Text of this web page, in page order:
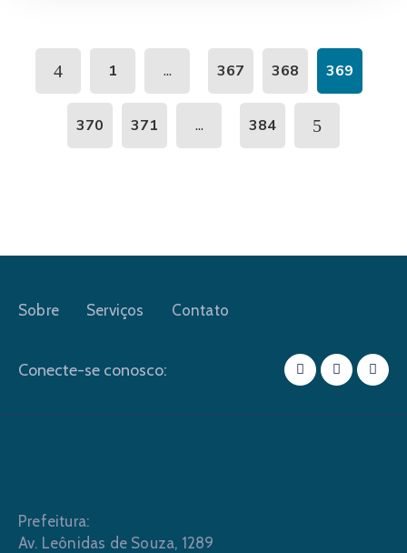
1 ... 367 368 369
370 371 ... 384
Sobre Serviços Contato
Conecte-se conosco:
Prefeitura:
Av. Leônidas de Souza, 1289